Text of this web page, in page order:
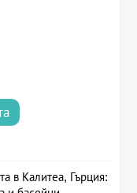
в Калитеа, Гърция: